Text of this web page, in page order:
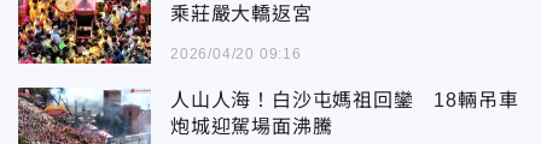
乘莊嚴大轎返宮
2026/04/20 09:16
人山人海！白沙屯媽祖回鑾 18輛吊車
炮城迎駕場面沸騰